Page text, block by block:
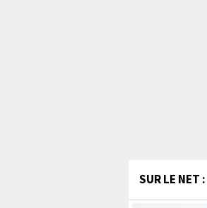
SUR LE NET :